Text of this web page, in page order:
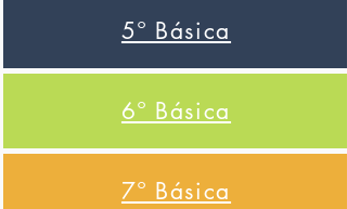
5º Básica
6º Básica
7º Básica